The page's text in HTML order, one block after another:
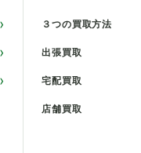
３つの買取方法
出張買取
宅配買取
店舗買取